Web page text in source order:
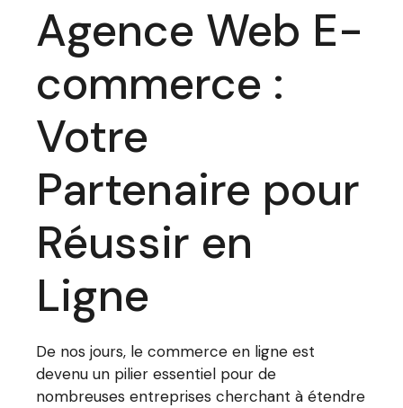
Agence Web E-
commerce :
Votre
Partenaire pour
Réussir en
Ligne
De nos jours, le commerce en ligne est
devenu un pilier essentiel pour de
nombreuses entreprises cherchant à étendre